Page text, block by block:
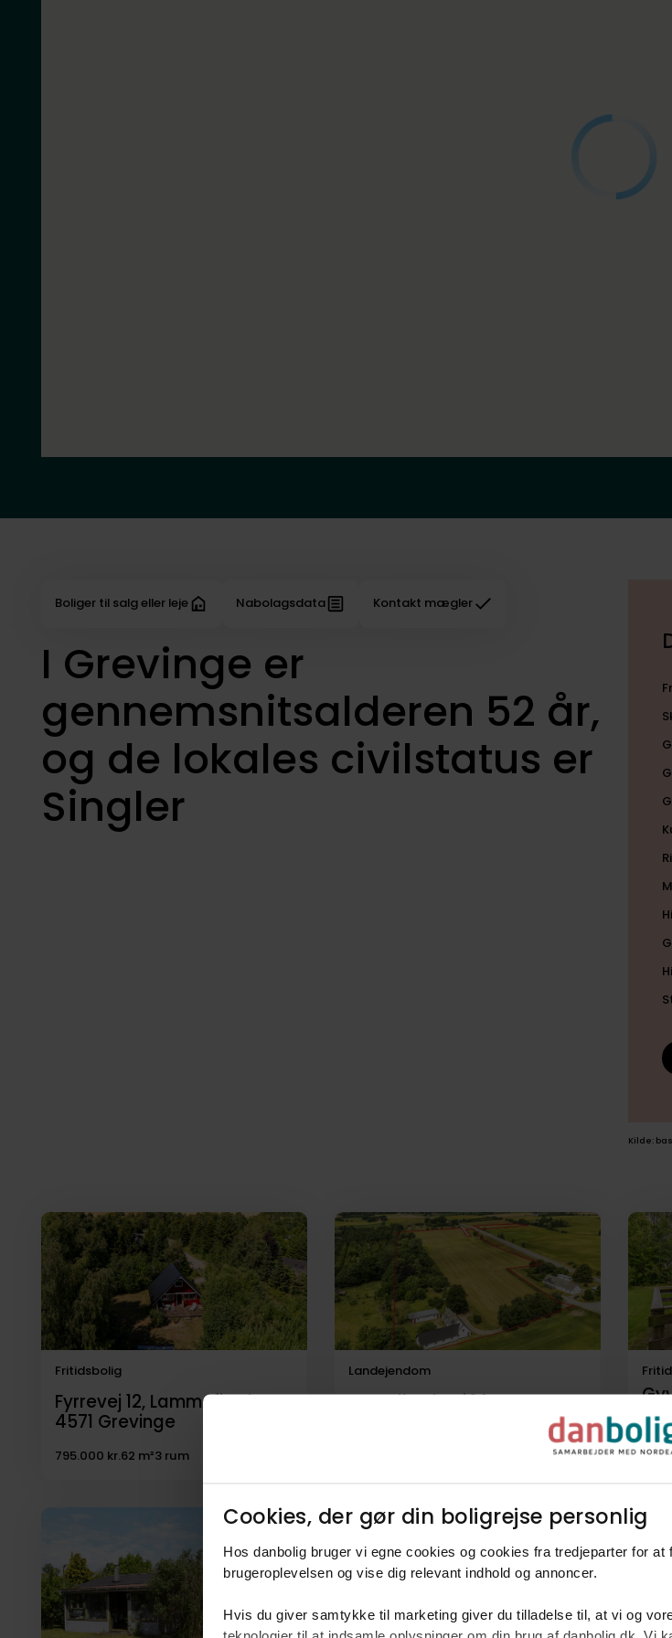
Cookies, der gør din boligrejse personlig​
Hos danbolig bruger vi egne cookies og cookies fra tredjeparter for
brugeroplevelsen og vise dig relevant indhold og annoncer.​
Hvis du giver samtykke til marketing giver du tilladelse til, at vi og
Boliger til salg eller leje Nabolagsdata Kontakt mægler
I Grevinge er
gennemsnitsalderen 52 år,
og de lokales civilstatus er
Singler
Kilde:
Boliger
til
salg
Fritidsbolig
Fyrrevej 12, Lammefjorden,
4571 Grevinge
795.000 kr.62 m²3 rum
Landejendom
Ny Holbækvej 14,